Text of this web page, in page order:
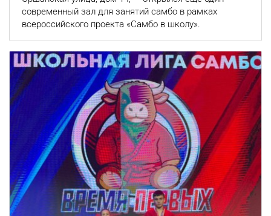
современный зал для занятий самбо в рамках
всероссийского проекта «Самбо в школу».